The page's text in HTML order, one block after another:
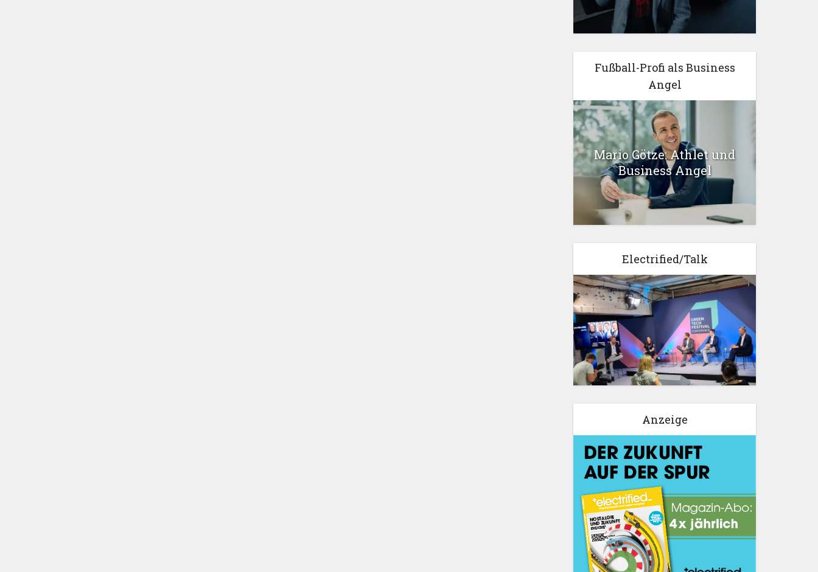
Fußball-Profi als Business
Angel
Mario Götze: Athlet und
Business Angel
Electrified/Talk
Anzeige